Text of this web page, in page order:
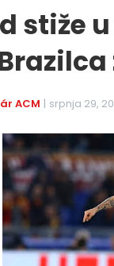
stiže
ACM | srpnja 29,